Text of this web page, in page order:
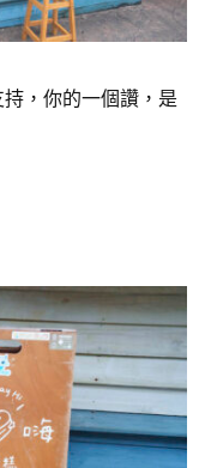
，你的一個讚，是